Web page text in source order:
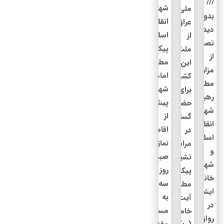
بدون
دیدگاه
تصاویری
از
مزار
مطهر
رهبر
شهید
انقلاب
اسلامی
و
شهدای
خانواده
ایشان
در
رواق
ملی
عراق
از
ملت
این
کشور
برای
حضور
گسترده
در
مراسم
تشییع
پیکر
مطهر
آیت‌الله
خامنه‌ای
شهید
انقلاب
اسلامی
پیکرهای
مطهر
امام
شهید
پیش
از
اقامه
نماز
صبح
روز
سه‌شنبه
به
مسجد